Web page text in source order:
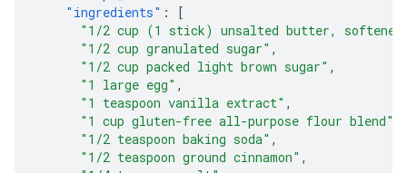
"ingredients" :
[
"1/2 cup (1 stick) unsalted butter,
"1/2 cup granulated sugar" ,
"1/2 cup packed light brown sugar" ,
"1 large egg" ,
"1 teaspoon vanilla extract" ,
"1 cup gluten-free all-purpose flour blend"
"1/2 teaspoon baking soda" ,
"1/2 teaspoon ground cinnamon" ,